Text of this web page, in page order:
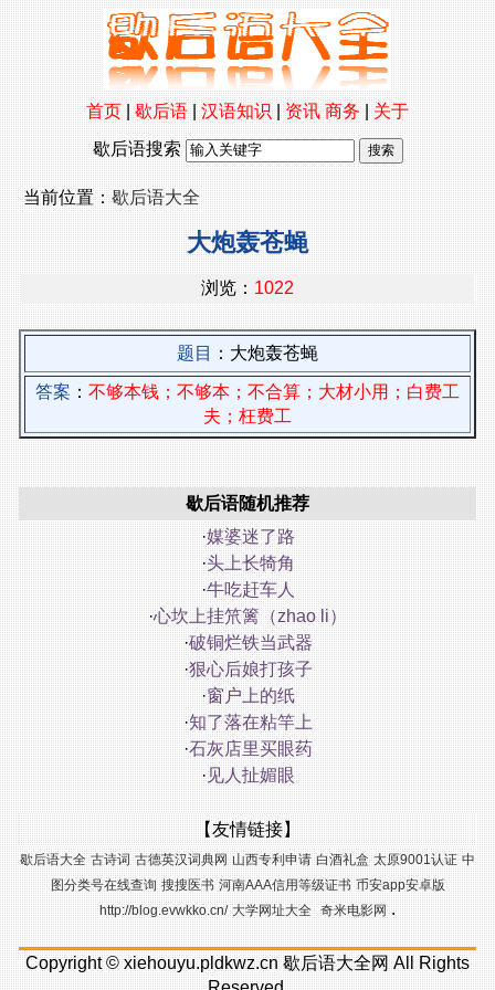
首页|歇后语|汉语知识|资讯 商务|关于
歇后语搜索
当前位置：歇后语大全
大炮轰苍蝇
浏览： 1022
题目 ：大炮轰苍蝇
答案 ： 不够本钱；不够本；不合算；大材小用；白费工
夫；枉费工
歇后语随机推荐
·媒婆迷了路
·头上长犄角
·牛吃赶车人
·心坎上挂笊篱（zhao li）
·破铜烂铁当武器
·狠心后娘打孩子
·窗户上的纸
·知了落在粘竿上
·石灰店里买眼药
·见人扯媚眼
【友情链接】
歇后语大全 古诗词 古德英汉词典网 山西专利申请 白酒礼盒 太原9001认证 中
图分类号在线查询 搜搜医书 河南AAA信用等级证书 币安app安卓版
http://blog.evwkko.cn/ 大学网址大全 奇米电影网.
Copyright ©xiehouyu.pldkwz.cn 歇后语大全网All Rights